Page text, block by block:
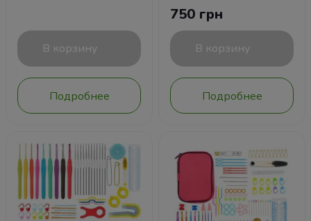
В корзину
Подробнее
750 грн
В корзину
Подробнее